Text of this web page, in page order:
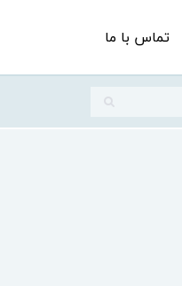
تماس با ما